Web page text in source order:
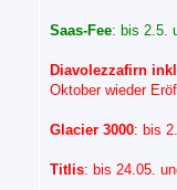
Saas-Fee: bis 2.5.
Diavolezzafirn
Oktober wieder
Glacier 3000: bis
Titlis: bis 24.05.